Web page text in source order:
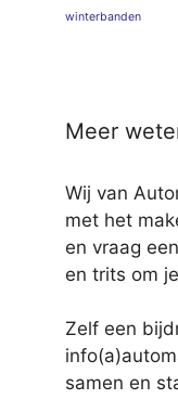
winterbanden
Meer
Wij van
met het
en vraag
en trits om
Zelf een
samen en